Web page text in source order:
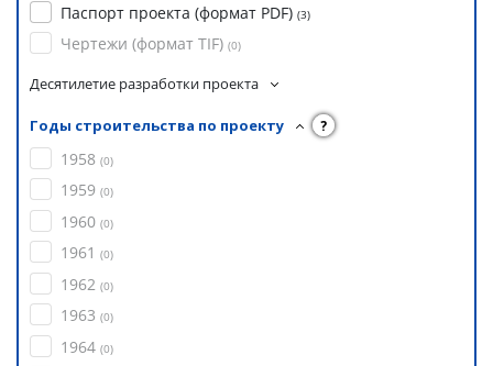
Паспорт проекта (формат PDF) (3)
Чертежи (формат TIF) (0)
Десятилетие разработки проекта
Годы строительства по проекту ?
1958 (0)
1959 (0)
1960 (0)
1961 (0)
1962 (0)
1963 (0)
1964 (0)